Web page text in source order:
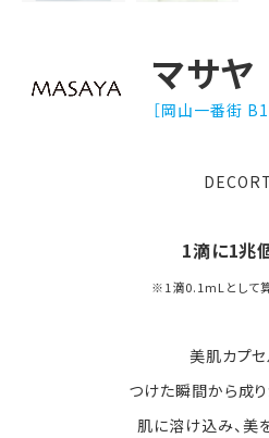
マサヤ
［岡山一番街
1滴に1兆
※1滴0.1mLとして
美肌カプ
つけた瞬間から成
肌に溶け込み、美